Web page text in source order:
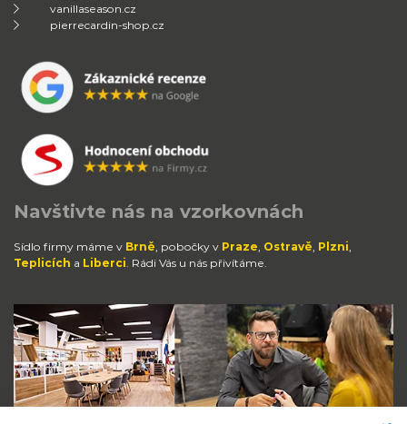
vanillaseason.cz
pierrecardin-shop.cz
Navštivte nás na vzorkovnách
Sídlo firmy máme v Brně , pobočky v Praze Ostravě Plzni
Teplicích a Liberci . Rádi Vás u nás přivítáme.